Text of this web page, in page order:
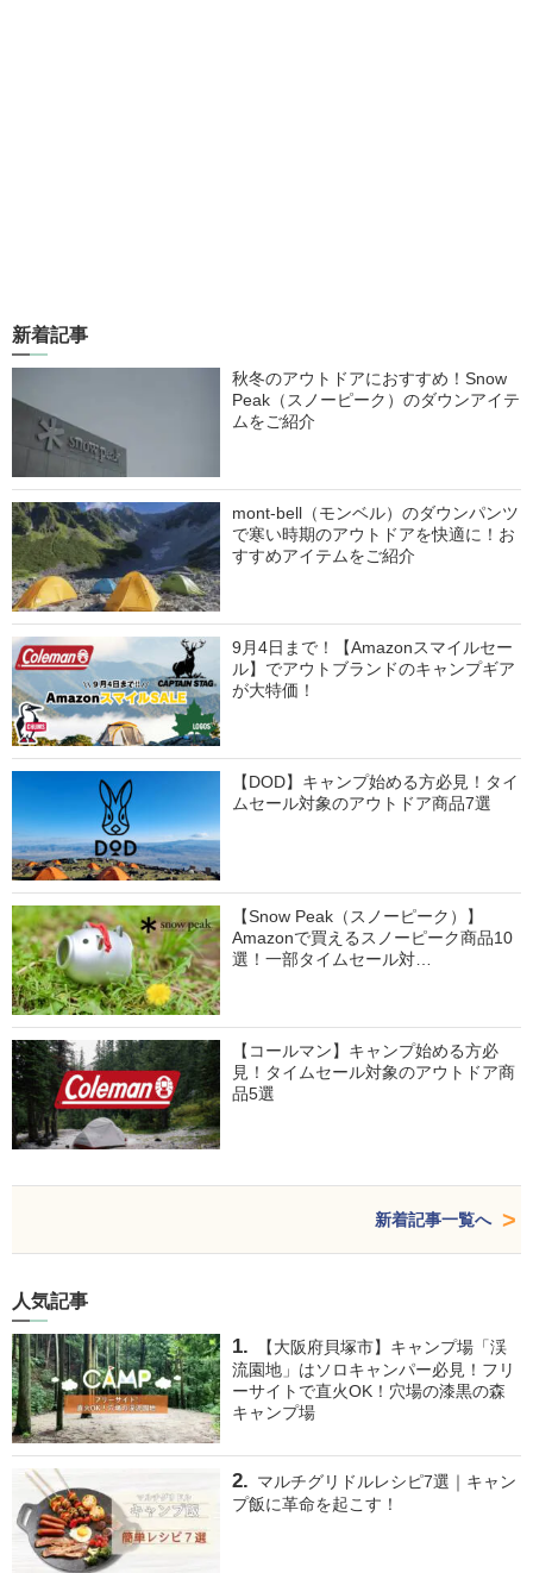
新着記事
秋冬のアウトドアにおすすめ！Snow
Peak（スノーピーク）のダウンアイテ
ムをご紹介
mont-bell（モンベル）のダウンパンツ
で寒い時期のアウトドアを快適に！お
すすめアイテムをご紹介
9月4日まで！【Amazonスマイルセー
ル】でアウトブランドのキャンプギア
が大特価！
【DOD】キャンプ始める方必見！タイ
ムセール対象のアウトドア商品7選
【Snow Peak（スノーピーク）】
Amazonで買えるスノーピーク商品10
選！一部タイムセール対…
【コールマン】キャンプ始める方必
見！タイムセール対象のアウトドア商
品5選
新着記事一覧へ
人気記事
【大阪府貝塚市】キャンプ場「渓
流園地」はソロキャンパー必見！フリ
ーサイトで直火OK！穴場の漆黒の森
キャンプ場
マルチグリドルレシピ7選｜キャン
プ飯に革命を起こす！